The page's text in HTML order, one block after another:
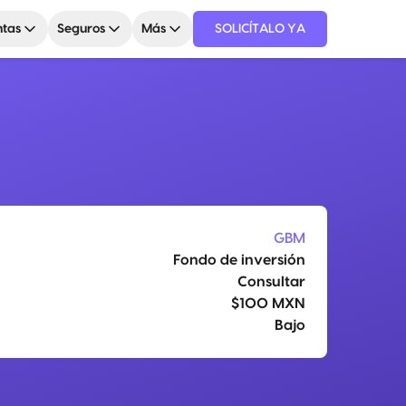
Seguros Más SOLICÍTALO YA
GBM
Fondo de inversión
Consultar
$100 MXN
Bajo